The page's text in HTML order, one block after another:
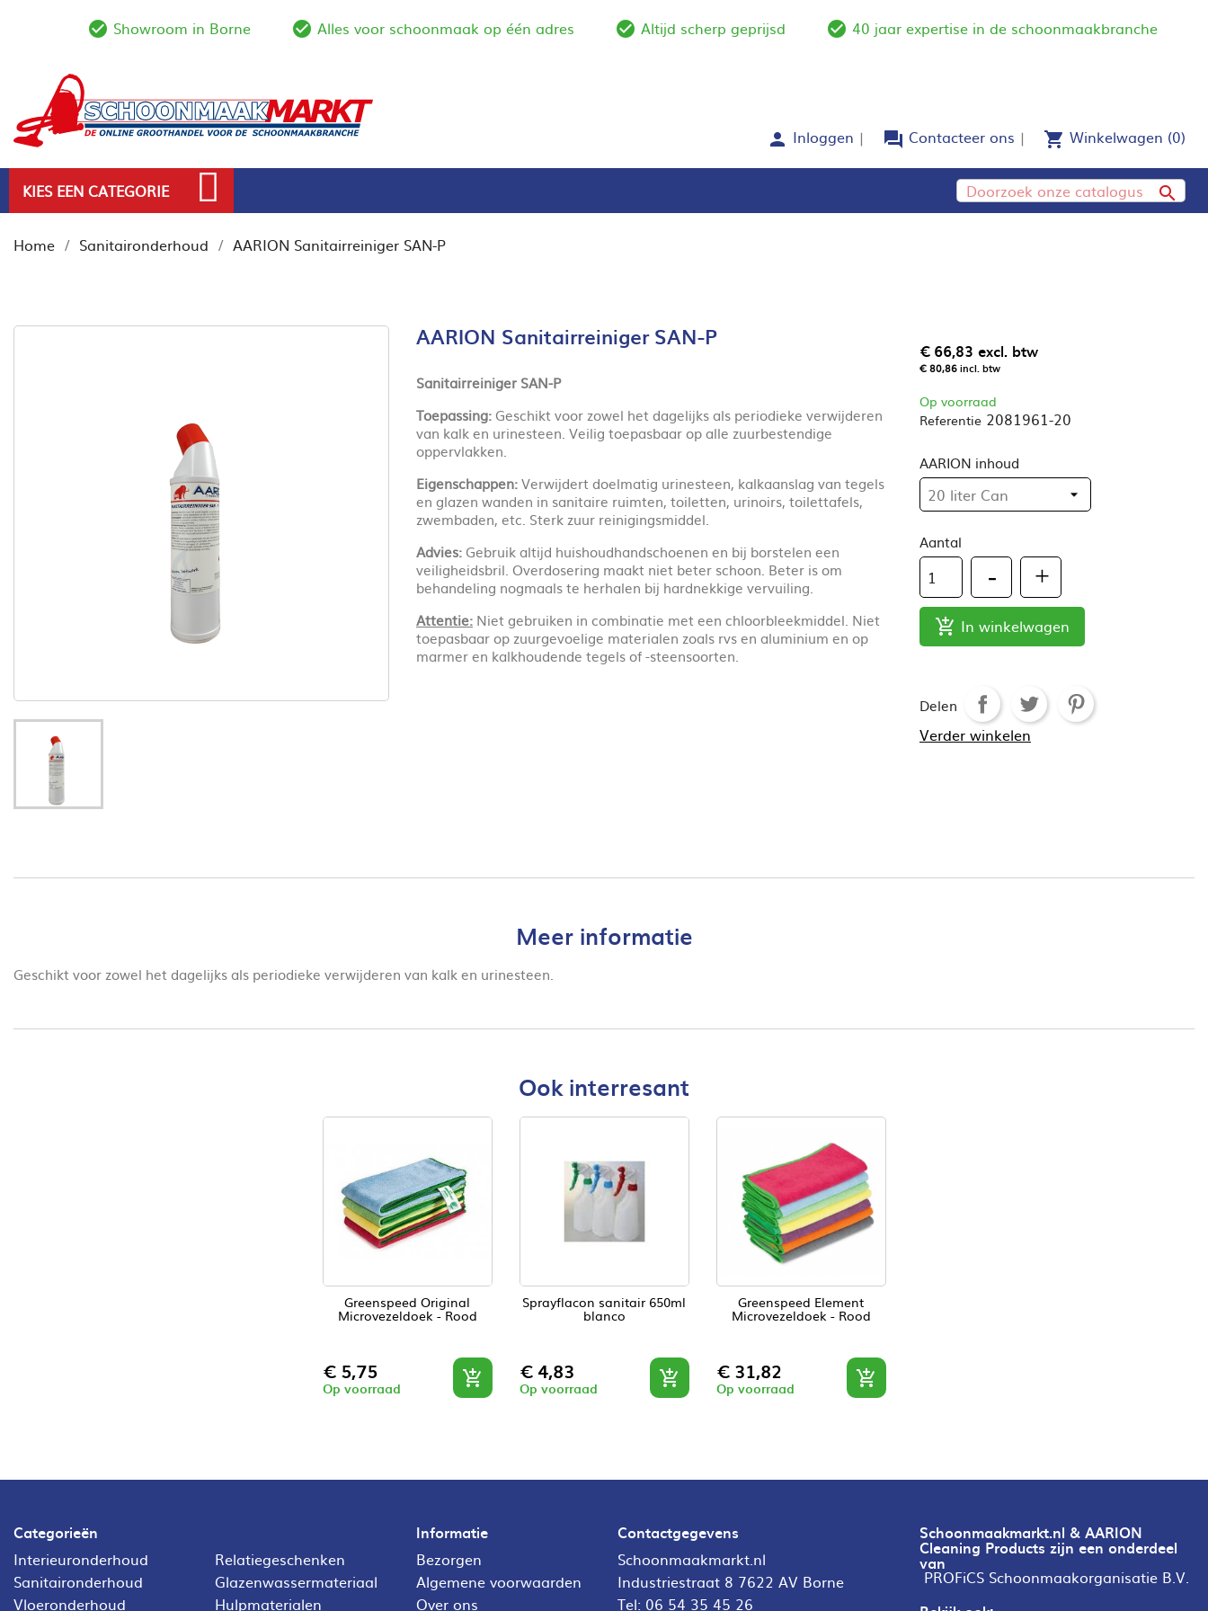
check_circle_outline
Showroom in Borne check_circle_outline
Alles voor schoonmaak op één adres check_circle_outline
Altijd scherp geprijsd check_circle_outline
40 jaar expertise in de schoonmaakbranche
person Inloggen forum Contacteer ons shopping_cart Winkelwagen (0)
KIES EEN CATEGORIE 
Home Sanitaironderhoud AARION Sanitairreiniger SAN-P
AARION Sanitairreiniger SAN-P
Sanitairreiniger SAN-P
Toepassing:Geschikt voor zowel het dagelijks als periodieke verwijderen
van kalk en urinesteen. Veilig toepasbaar op alle zuurbestendige
oppervlakken.
Eigenschappen:Verwijdert doelmatig urinesteen, kalkaanslag van tegels
en glazen wanden in sanitaire ruimten, toiletten, urinoirs, toilettafels,
zwembaden, etc. Sterk zuur reinigingsmiddel.
Advies:Gebruik altijd huishoudhandschoenen en bij borstelen een
veiligheidsbril. Overdosering maakt niet beter schoon. Beter is om
behandeling nogmaals te herhalen bij hardnekkige vervuiling.
Attentie:Niet gebruiken in combinatie met een chloorbleekmiddel. Niet
toepasbaar op zuurgevoelige materialen zoals rvs en aluminium en op
marmer en kalkhoudende tegels of -steensoorten.
€ 66,83 excl. btw
€ 80,86incl. btw
Op voorraad
Referentie 2081961-20
AARION inhoud
Aantal
 In winkelwagen
Delen
Verder winkelen
Meer informatie
Geschikt voor zowel het dagelijks als periodieke verwijderen van kalk en urinesteen.
Ook interresant
Greenspeed Original
Microvezeldoek - Rood
Prijs
€ 5,75
Op voorraad 
Sprayflacon sanitair 650ml
blanco
Prijs
€ 4,83
Op voorraad 
Greenspeed Element
Microvezeldoek - Rood
Prijs
€ 31,82
Op voorraad 
Categorieën
Interieuronderhoud
Sanitaironderhoud
Vloeronderhoud
Relatiegeschenken
Glazenwassermateriaal
Hulpmaterialen
Informatie
Bezorgen
Algemene voorwaarden
Over ons
Contactgegevens
Schoonmaakmarkt.nl
Industriestraat 8 7622 AV Borne
Tel: 06 54 35 45 26
Schoonmaakmarkt.nl & AARION
Cleaning Products zijn een onderdeel
van
PROFiCS Schoonmaakorganisatie B.V.